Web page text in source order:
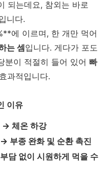
되는데요, 참외는 바로
니다.
에 이르며, 한 개만 먹어
는 셈입니다. 게다가 포도
분이 적절히 들어 있어 빠
과적입니다.
이유
→ 체온 하강
→ 부종 완화 및 순환 촉진
담 없이 시원하게 먹을 수